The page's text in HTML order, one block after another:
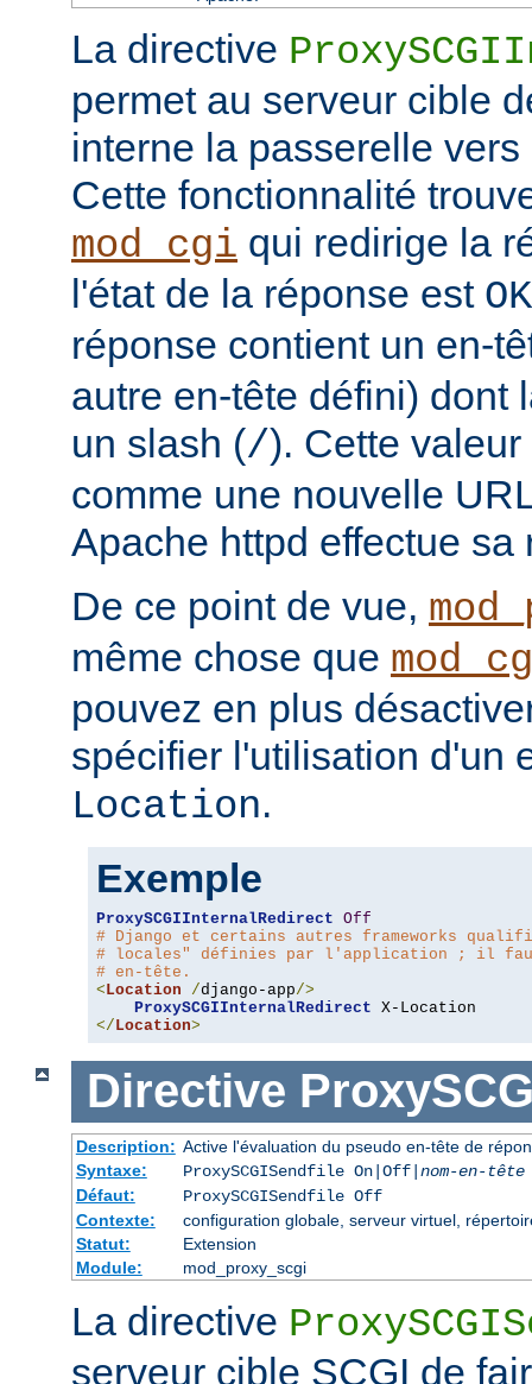
La directive
permet au serveur cible
interne la passerelle
Cette fonctionnalité
mod_cgi qui redirige la
l'état de la réponse est OK
réponse contient un en-
autre en-tête défini) dont
un slash (/). Cette
comme une nouvelle
Apache httpd effectue sa
De ce point de vue,
même chose que
pouvez en plus
spécifier l'utilisation d'un
Location.
Exemple
ProxySCGIInternalRedirect Off
# Django et certains autres frameworks
# locales" définies par l'application ; il
# en-tête.
<Location /django-app/>
ProxySCGIInternalRedirect
</Location>
Directive
Description: Active l'évaluation du pseudo en-tête de
Syntaxe:
ProxySCGISendfile On|Off| nom-en-tête
Défaut:
ProxySCGISendfile Off
Contexte:
configuration globale, serveur virtuel,
Statut:
Extension
Module:
mod_proxy_scgi
La directive
serveur cible SCGI de